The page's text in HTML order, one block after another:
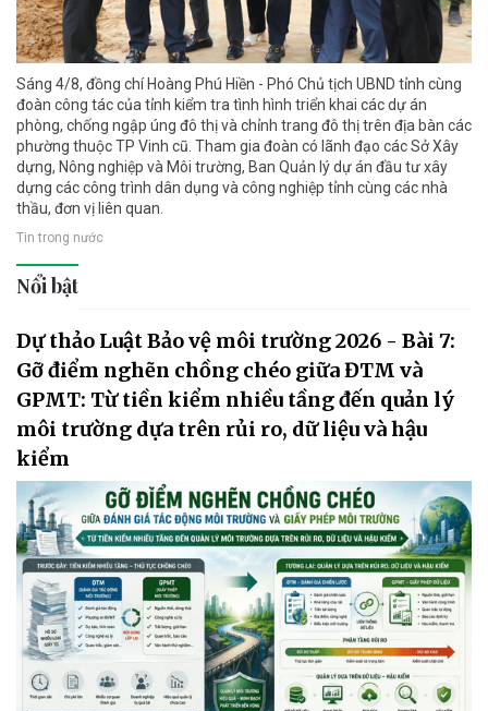
Sáng 4/8, đồng chí Hoàng Phú Hiền - Phó Chủ tịch UBND tỉnh cùng
đoàn công tác của tỉnh kiểm tra tình hình triển khai các dự án
phòng, chống ngập úng đô thị và chỉnh trang đô thị trên địa bàn các
phường thuộc TP Vinh cũ. Tham gia đoàn có lãnh đạo các Sở Xây
dựng, Nông nghiệp và Môi trường, Ban Quản lý dự án đầu tư xây
dựng các công trình dân dụng và công nghiệp tỉnh cùng các nhà
thầu, đơn vị liên quan.
Tin trong nước
Nổi bật
Dự thảo Luật Bảo vệ môi trường 2026 - Bài 7:
Gỡ điểm nghẽn chồng chéo giữa ĐTM và
GPMT: Từ tiền kiểm nhiều tầng đến quản lý
môi trường dựa trên rủi ro, dữ liệu và hậu
kiểm